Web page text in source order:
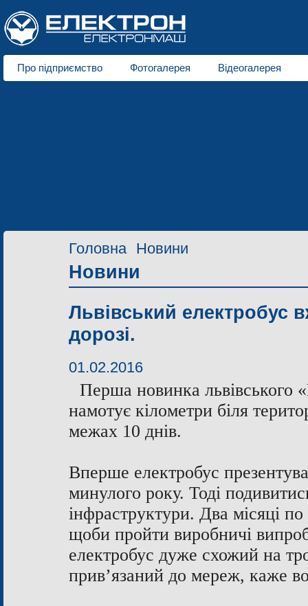
Про підприємство Фотогалерея
Відеогалерея
Головна Новини
Новини
Львівський електробус
дорозі.
01.02.2016
Перша новинка львівського
намотує кілометри біля
межах 10 днів.
Вперше електробус
минулого року. Тоді
інфраструктури. Два місяці
щоби пройти виробничі
електробус дуже схожий на
прив’язаний до мереж, каже